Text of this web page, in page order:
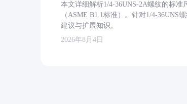
本文详细解析1/4-36UNS-2A螺纹的标
（ASME B1.1标准）。针对1/4-
建议与扩展知识。
2026年8月4日